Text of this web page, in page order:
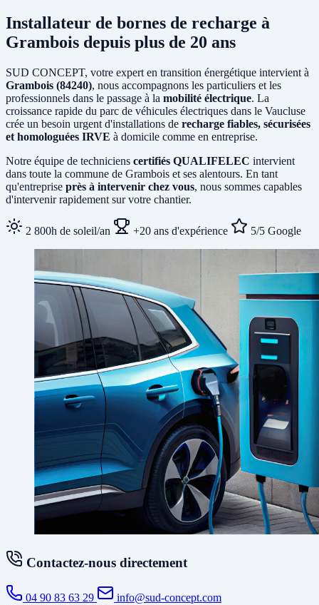
Installateur de bornes de recharge à
Grambois depuis plus de 20 ans
SUD CONCEPT, votre expert en transition énergétique intervient à
Grambois (84240), nous accompagnons les particuliers et les
professionnels dans le passage à la mobilité électrique. La
croissance rapide du parc de véhicules électriques dans le Vaucluse
crée un besoin urgent d'installations de recharge fiables, sécurisées
et homologuées IRVE à domicile comme en entreprise.
Notre équipe de techniciens certifiés QUALIFELEC intervient
dans toute la commune de Grambois et ses alentours. En tant
qu'entreprise près à intervenir chez vous, nous sommes capables
d'intervenir rapidement sur votre chantier.
2 800h de soleil/an +20 ans d'expérience 5/5 Google
Contactez-nous directement
04 90 83 63 29
info@sud-concept.com